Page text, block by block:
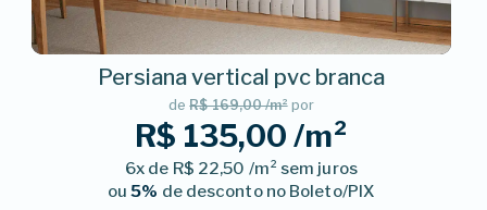
Persiana vertical pvc branca
deR$ 169,00 /m²por
R$ 135,00 /m²
6x de R$ 22,50 /m² sem juros
ou5% de desconto no Boleto/PIX